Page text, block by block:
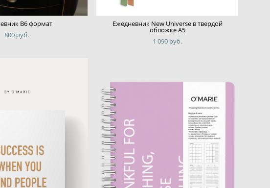
B6 формат
800 pуб.
Ежедневник New Universe в твердой
обложке А5
1 090 pуб.